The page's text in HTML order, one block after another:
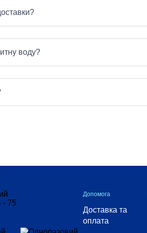
воду?
Допомога
Доставка та
оплата